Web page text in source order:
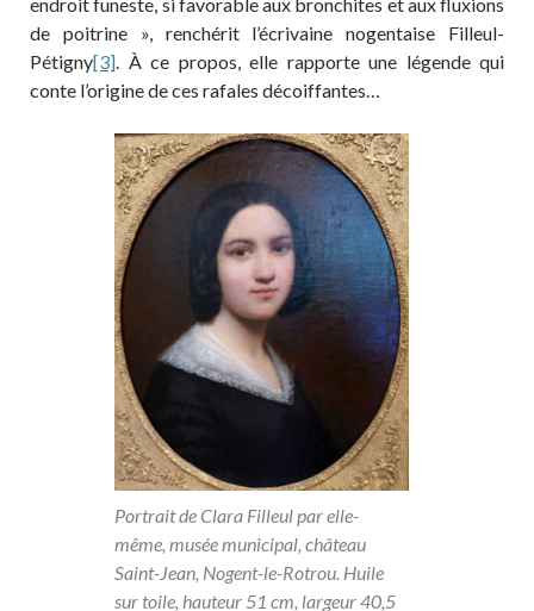
endroit funeste, si favorable aux bronchites et aux fluxions
de poitrine », renchérit l’écrivaine nogentaise Filleul-
Pétigny[3]. À ce propos, elle rapporte une légende qui
conte l’origine de ces rafales décoiffantes…
Portrait de Clara Filleul par elle-
même, musée municipal, château
Saint-Jean, Nogent-le-Rotrou. Huile
sur toile, hauteur 51 cm, largeur 40,5